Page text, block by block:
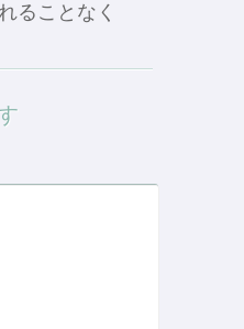
ることなく